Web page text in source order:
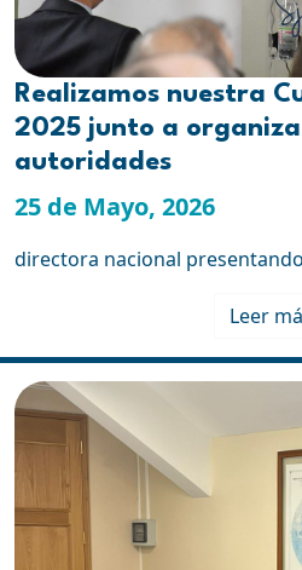
Realizamos nuestra
2025 junto a
autoridades
25 de Mayo, 2026
directora nacional
Leer